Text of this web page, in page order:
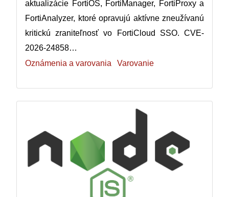
aktualizácie FortiOS, FortiManager, FortiProxy a
FortiAnalyzer, ktoré opravujú aktívne zneužívanú
kritickú zraniteľnosť vo FortiCloud SSO. CVE-
2026-24858…
Oznámenia a varovania
Varovanie